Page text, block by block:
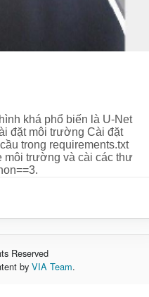
khá phổ biến là U-Net
đặt môi trường Cài đặt
trong requirements.txt
môi trường và cài các thư
Reserved
by VIA Team.